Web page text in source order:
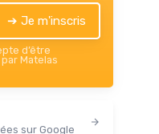
➔ Je m'inscris
d’être
Matelas
sur Google